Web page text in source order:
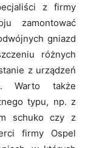
z firmy
zamontować
gniazd
różnych
z urządzeń
Warto także
typu, np. z
schuko czy z
firmy Ospel